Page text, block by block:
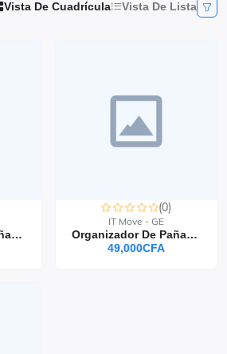
Vista De Cuadrícula Vista De Lista
Organizador De Pañales Para Bebé,canasta Organizadora Bebe
(0)
IT Move - GE
Organizador De Pañales Para Niños, Pañalero Para Niños
49,000CFA